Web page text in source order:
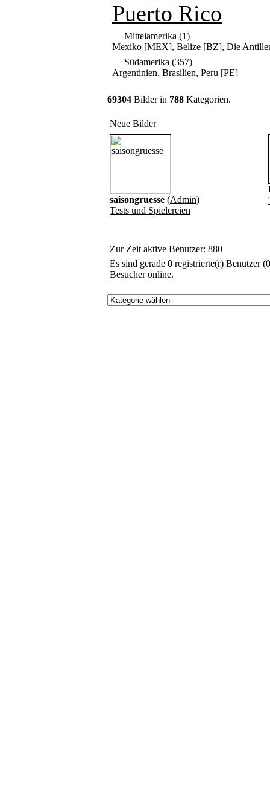
Puerto Rico
Mittelamerika (1)
Mexiko [MEX], Belize [BZ], Die
Südamerika (357)
Argentinien, Brasilien, Peru [PE]
69304 Bilder in 788 Kategorien.
Neue Bilder
saisongruesse (Admin)
Tests und Spielereien
Zur Zeit aktive Benutzer: 880
Es sind gerade 0 registrierte(r) Benutzer
Besucher online.